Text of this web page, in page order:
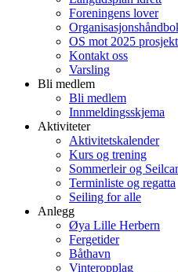
Foreningens lover
OS mot 2025
Kontakt oss
Varsling
Bli medlem
Bli medlem
Innmeldingsskjema
Aktiviteter
Aktivitetskalender
Kurs og trening
Sommerleir og
Terminliste og regatta
Seiling for alle
Anlegg
Øya Lille Herbern
Fergetider
Båthavn
Vinteropplag